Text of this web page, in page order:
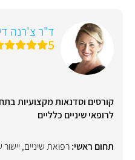
ד"ר צ'רנה
5
קורסים וסדנאות מקצועיות
לרופאי שיניים כלליים
תחום ראשי:רפואת שיניים,